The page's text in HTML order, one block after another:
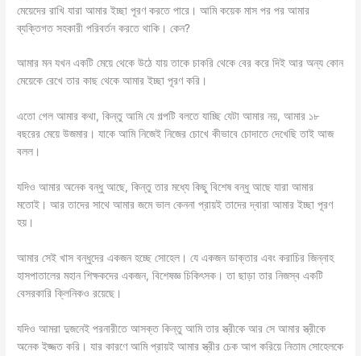
মেয়েদের রাখি যারা আমার ইচ্ছা পূরণ করতে পারে। আমি কয়েক মাস পর পর আমার
ব্যক্তিগত সহকারী পরিবর্তন করতে থাকি। কেন?
আমার মন যখন একটি মেয়ে থেকে উঠে যায় তাকে চাকরি থেকে বের করে দিই আর অন্য কোন
মেয়েকে রেখে তার কাছ থেকে আমার ইচ্ছা পূরণ করি।
এতো গেল আমার কথা, কিন্তু আমি যে গল্পটি বলতে যাচ্ছি যেটা আমার নয়, আমার ১৮
বছরের মেয়ে উজমার। যাকে আমি নিজেই নিজের চোখে কীভাবে চোদাতে দেখেছি তাই আজ
বলল।
যদিও আমার অনেক বন্ধু আছে, কিন্তু তার মধ্যে কিছু বিশেষ বন্ধু আছে যারা আমার
মতোই। আর তাদের সাথে আমার জমে ভাল কেননা প্রায়ই তাদের দ্বারা আমার ইচ্ছা পূরণ
হয়।
আমার সেই খাস বন্ধুদের একজন হচ্ছে সোহেল। যে একজন ডাক্তার এবং করাচির জিন্নাহ
হাসপাতালের মহান শিক্ষকদের একজন, বিশেষজ্ঞ চিকিৎসক। তা ছাড়া তার নিজস্ব একটি
বেসরকারি ক্লিনিকও রয়েছে।
যদিও আমরা দুজনেই পরনারীতে আসক্ত কিন্তু আমি তার স্ত্রীকে আর সে আমার স্ত্রীকে
অনেক ইজ্জত করি। যার কারণে আমি প্রায়ই আমার স্ত্রীর চেক আপ করিয়ে নিতাম সোহেলকে